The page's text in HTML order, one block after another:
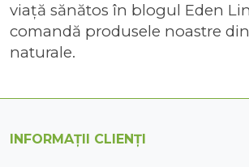
viață sănătos în blogul Eden
comandă produsele noastre
naturale.
INFORMAȚII CLIENȚI